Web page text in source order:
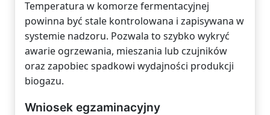
Temperatura w komorze fermentacyjnej
powinna być stale kontrolowana i zapisywana w
systemie nadzoru. Pozwala to szybko wykryć
awarie ogrzewania, mieszania lub czujników
oraz zapobiec spadkowi wydajności produkcji
biogazu.
Wniosek egzaminacyjny